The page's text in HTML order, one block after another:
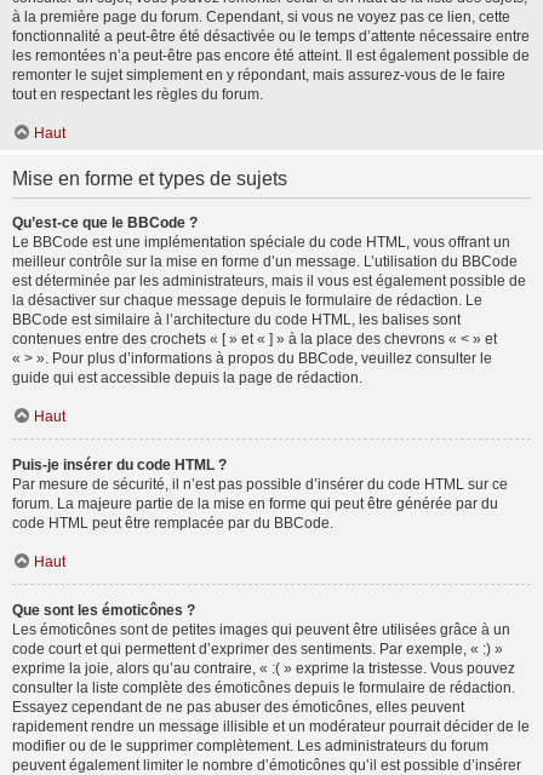
à la première page du forum. Cependant, si vous ne voyez pas ce lien, cette
fonctionnalité a peut-être été désactivée ou le temps d’attente nécessaire entre
les remontées n’a peut-être pas encore été atteint. Il est également possible de
remonter le sujet simplement en y répondant, mais assurez-vous de le faire
tout en respectant les règles du forum.
Haut
Mise en forme et types de sujets
Qu’est-ce que le BBCode ?
Le BBCode est une implémentation spéciale du code HTML, vous offrant un
meilleur contrôle sur la mise en forme d’un message. L’utilisation du BBCode
est déterminée par les administrateurs, mais il vous est également possible de
la désactiver sur chaque message depuis le formulaire de rédaction. Le
BBCode est similaire à l’architecture du code HTML, les balises sont
contenues entre des crochets « [ » et « ] » à la place des chevrons « < » et
« > ». Pour plus d’informations à propos du BBCode, veuillez consulter le
guide qui est accessible depuis la page de rédaction.
Haut
Puis-je insérer du code HTML ?
Par mesure de sécurité, il n’est pas possible d’insérer du code HTML sur ce
forum. La majeure partie de la mise en forme qui peut être générée par du
code HTML peut être remplacée par du BBCode.
Haut
Que sont les émoticônes ?
Les émoticônes sont de petites images qui peuvent être utilisées grâce à un
code court et qui permettent d’exprimer des sentiments. Par exemple, « :) »
exprime la joie, alors qu’au contraire, « :( » exprime la tristesse. Vous pouvez
consulter la liste complète des émoticônes depuis le formulaire de rédaction.
Essayez cependant de ne pas abuser des émoticônes, elles peuvent
rapidement rendre un message illisible et un modérateur pourrait décider de le
modifier ou de le supprimer complètement. Les administrateurs du forum
peuvent également limiter le nombre d’émoticônes qu’il est possible d’insérer